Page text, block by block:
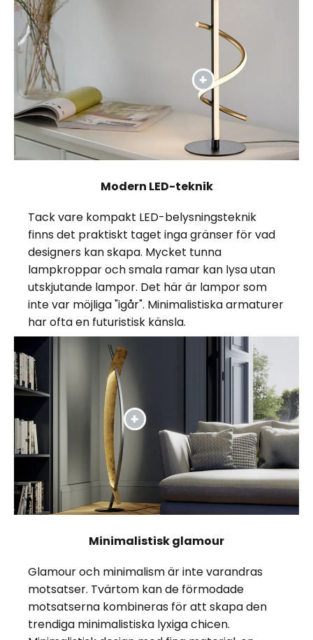
Modern LED-teknik
Tack vare kompakt LED-belysningsteknik
finns det praktiskt taget inga gränser för vad
designers kan skapa. Mycket tunna
lampkroppar och smala ramar kan lysa utan
utskjutande lampor. Det här är lampor som
inte var möjliga "igår". Minimalistiska armaturer
har ofta en futuristisk känsla.
Minimalistisk glamour
Glamour och minimalism är inte varandras
motsatser. Tvärtom kan de förmodade
motsatserna kombineras för att skapa den
trendiga minimalistiska lyxiga chicen.